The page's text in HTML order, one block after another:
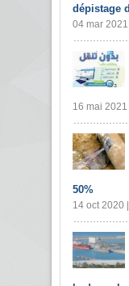
dépistage
04 mar 2021
16 mai 2021
50%
14 oct 2020 |